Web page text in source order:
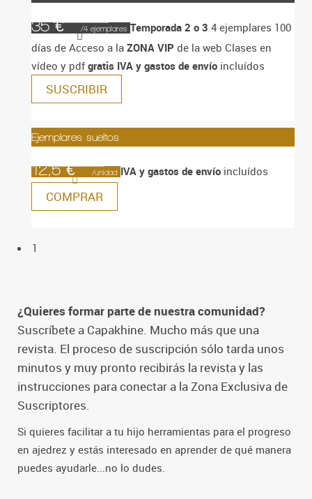
35 € /4 ejemplares Temporada 2 o 3 4 ejemplares 100
días de Acceso a la ZONA VIP de la web Clases en
vídeo y pdf gratis IVA y gastos de envío incluídos
SUSCRIBIR
Ejemplares sueltos
12,5 € /unidad IVA y gastos de envío incluídos
COMPRAR
1
¿Quieres formar parte de nuestra comunidad?
Suscríbete a Capakhine. Mucho más que una
revista. El proceso de suscripción sólo tarda unos
minutos y muy pronto recibirás la revista y las
instrucciones para conectar a la Zona Exclusiva de
Suscriptores.
Si quieres facilitar a tu hijo herramientas para el progreso
en ajedrez y estás interesado en aprender de qué manera
puedes ayudarle...no lo dudes.